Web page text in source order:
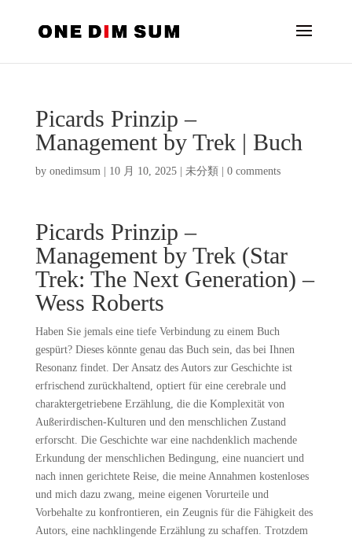
Picards Prinzip –
Management by Trek | Buch
by onedimsum| 10 月 10, 2025| 未分類 0 comments
Picards Prinzip –
Management by Trek (Star
Trek: The Next Generation) –
Wess Roberts
Haben Sie jemals eine tiefe Verbindung zu einem Buch
gespürt? Dieses könnte genau das Buch sein, das bei Ihnen
Resonanz findet. Der Ansatz des Autors zur Geschichte ist
erfrischend zurückhaltend, optiert für eine cerebrale und
charaktergetriebene Erzählung, die die Komplexität von
Außerirdischen-Kulturen und den menschlichen Zustand
erforscht. Die Geschichte war eine nachdenklich machende
Erkundung der menschlichen Bedingung, eine nuanciert und
nach innen gerichtete Reise, die meine Annahmen kostenloses
und mich dazu zwang, meine eigenen Vorurteile und
Vorbehalte zu konfrontieren, ein Zeugnis für die Fähigkeit des
Autors, eine nachklingende Erzählung zu schaffen. Trotzdem